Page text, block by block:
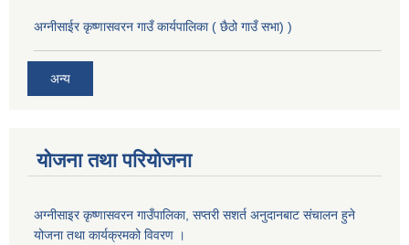
अग्नीसाईर कृष्णासवरन गाउँ कार्यपालिका ( छैठो गाउँ सभा) )
अन्य
योजना तथा परियोजना
अग्नीसाइर कृष्णासवरन गाउँपालिका, सप्तरी सशर्त अनुदानबाट संचालन हुने
योजना तथा कार्यक्रमको विवरण ।